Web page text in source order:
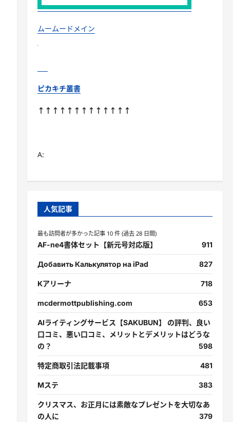
ムームードメイン
ピカキチ叢書
↑↑↑↑↑↑↑↑↑↑↑↑↑
A:
人気記事
最も訪問者が多かった記事 10 件 (過去 28 日間)
AF-ne4書体セット【新元号対応版】 911
Добавить Калькулятор на iPad 827
Kアリーナ 718
mcdermottpublishing.com 653
AIライティングサービス【SAKUBUN】 の評判、良い
口コミ、悪い口コミ、メリットとデメリットはどうな
の？
598
特定商取引法記載事項 481
Mステ 383
クリスマス、お正月には素敵なプレゼントを大切なあ
の人に
379